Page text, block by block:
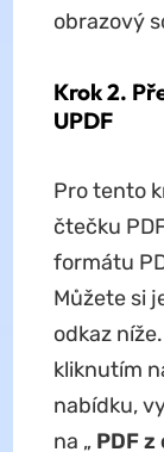
obrazový
Krok 2.
UPDF
Pro tento
čtečku
formátu
Můžete si
odkaz
kliknutím
nabídku,
na „ PDF